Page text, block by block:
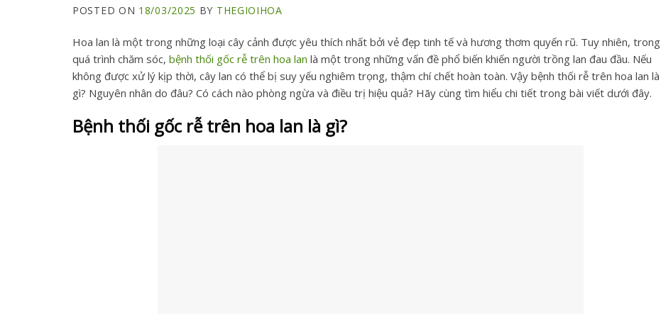
POSTED ON 18/03/2025 BY THEGIOIHOA
Hoa lan là một trong những loại cây cảnh được yêu thích nhất bởi vẻ đẹp tinh tế và hương thơm quyến rũ. Tuy nhiên, trong
quá trình chăm sóc, bệnh thối gốc rễ trên hoa lan là một trong những vấn đề phổ biến khiến người trồng lan đau đầu. Nếu
không được xử lý kịp thời, cây lan có thể bị suy yếu nghiêm trọng, thậm chí chết hoàn toàn. Vậy bệnh thối rễ trên hoa lan là
gì? Nguyên nhân do đâu? Có cách nào phòng ngừa và điều trị hiệu quả? Hãy cùng tìm hiểu chi tiết trong bài viết dưới đây.
Bệnh thối gốc rễ trên hoa lan là gì?